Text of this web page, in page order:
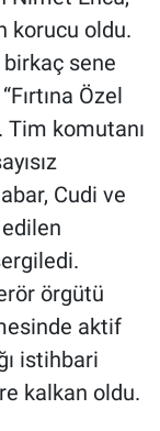
korucu oldu.
birkaç sene
Özel
Tim komutanı
Cudi ve
örgütü
aktif
istihbari
kalkan oldu.